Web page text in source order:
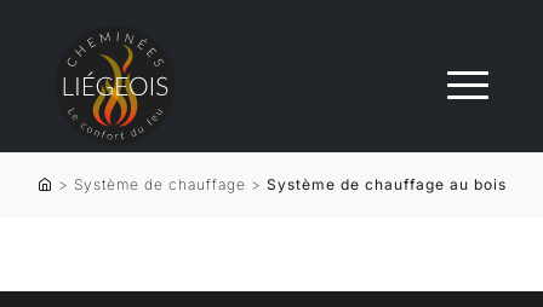
> Système de chauffage > Système de chauffage au bois